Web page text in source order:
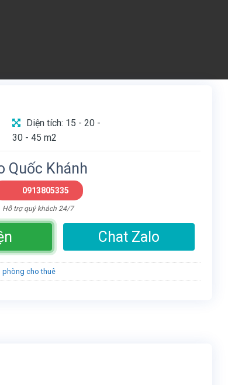
Diện tích: 15 - 20 -
30 - 45 m2
Quốc Khánh
0913805335
Hỗ trợ quý khách 24/7
Chat Zalo
phòng cho thuê